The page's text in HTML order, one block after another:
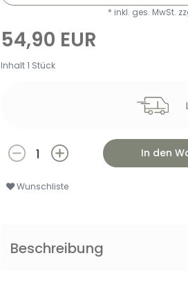
54,90 EUR
Inhalt1 Stück
In den
Wunschliste
* inkl. ges. MwSt.
Beschreibung